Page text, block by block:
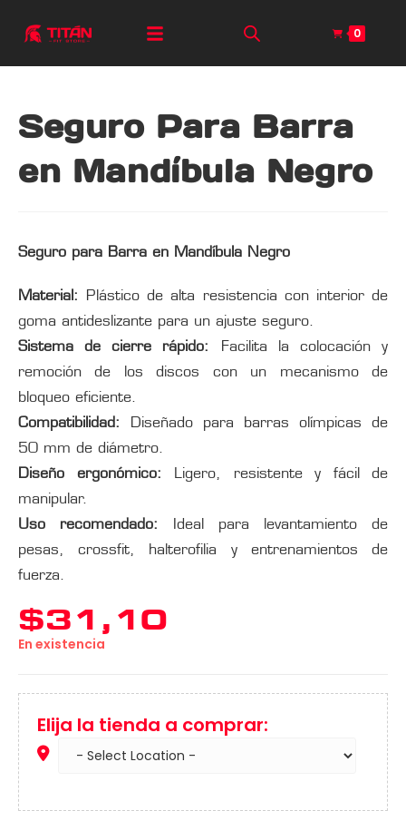
0
Seguro Para Barra
en Mandíbula Negro
Seguro para Barra en Mandíbula Negro
Material:
Plástico de alta resistencia con interior de
goma antideslizante para un ajuste seguro.
Sistema de cierre rápido:
Facilita la colocación y
remoción de los discos con un mecanismo de
bloqueo eficiente.
Compatibilidad:
Diseñado para barras olímpicas de
50 mm de diámetro.
Diseño ergonómico: Ligero, resistente y fácil de
manipular.
Uso recomendado:
Ideal para levantamiento de
pesas, crossfit, halterofilia y entrenamientos de
fuerza.
$31,10
En existencia
Elija la tienda a comprar: